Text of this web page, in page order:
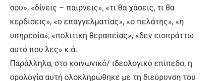
σου», «δίνεις – παίρνεις», «τι θα χάσεις, τι θα
κερδίσεις», «ο επαγγελματίας», «ο πελάτης», «η
υπηρεσία», «πολιτική θεραπείας», «δεν εισπράττω
αυτό που λες» κ.ά.
Παράλληλα, στο κοινωνικό/ ιδεολογικό επίπεδο, η
ορολογία αυτή ολοκληρώθηκε με τη διεύρυνση του